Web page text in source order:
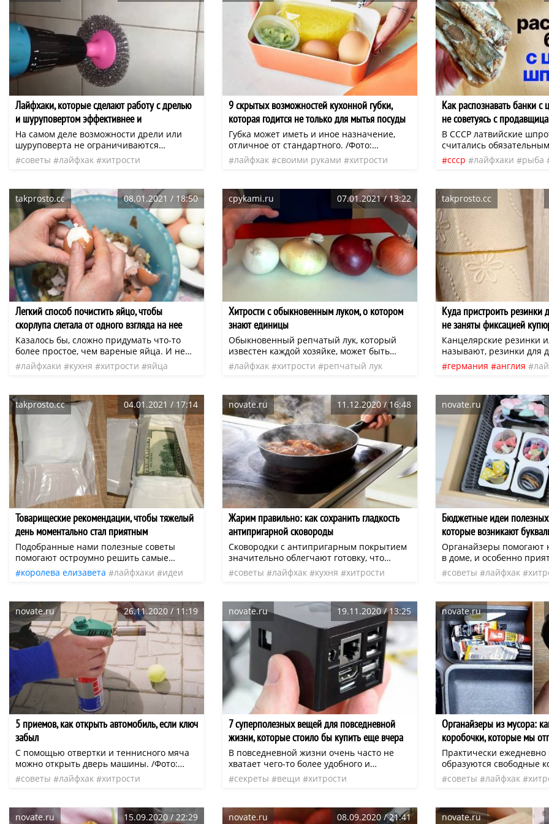
заправской швеей, то
от бывалых мастериц
кстати. Вот лишь
которые стоит освоить
Лайфхаки, которые сделают работу с дрелью
и шуруповертом эффективнее и
разнообразнее
На самом деле возможности дрели или
шуруповерта не ограничиваются
простым просверливанием отверстий и
закручиванием саморезов. С их помощью
функций и задач, порой даже очень
оригинальных.
советы лайфхак
хитрости
9 скрытых возможностей кухонной губки,
которая годится не только для мытья посуды
Губка может иметь и иное назначение,
отличное от стандартного. /Фото:
cdn.apartmenttherapy.infoКухонная губка
может сыграть в повседневной жизни
лайфхак своими руками
хитрости
Как распознавать банки
не советуясь с
В СССР латвийские
считались
новогоднего застолья. В
делали из отборной
ссср лайфхаки рыба
takprosto.cc 08.01.2021 / 18:50
Легкий способ почистить яйцо, чтобы
скорлупа слетала от одного взгляда на нее
Казалось бы, сложно придумать что-то
более простое, чем вареные яйца. И не
зря миллионы людей по всему миру
начинают с них свой день. Но когда
и половина твоего завтрака вместе с ней
отправляется в мусор, становится не до
шуток. Наверное поэтому мы упорно
продолжаем искать способ, как сварить
яйца вкрутую, чтобы не отделять
скорлупки по отдельности.
лайфхаки кухня хитрости яйца
cpykami.ru 07.01.2021 / 13:22
Хитрости с обыкновенным луком, о котором
знают единицы
Обыкновенный репчатый лук, который
известен каждой хозяйке, может быть
применен не только в кулинарии, во
время приготовления супа или вторых
хозяйки! О некоторых хитростях с
репчатым луком, о которых знают лишь
единицы, вы узнаете из советов ниже.
лайфхак хитрости репчатый лук
takprosto.cc
Куда пристроить резинки
не заняты фиксацией
Канцелярские резинки
называют, резинки для
изобретены в 1844 году
изобретателем
только для скрепления
бумаг и прикрепления
бутылочкам с
германия англия
takprosto.cc 04.01.2021 / 17:14
Товарищеские рекомендации, чтобы тяжелый
день моментально стал приятным
Подобранные нами полезные советы
помогают остроумно решить самые
различные бытовые проблемы. Кто-то
скажет: «Просто лайфхаки». Нет, способ
драгоценное время, которого нам, к
сожалению, так не хватает.
королева елизавета лайфхаки
идеи
novate.ru 11.12.2020 / 16:48
Жарим правильно: как сохранить гладкость
антипригарной сковороды
Сковородки с антипригарным покрытием
значительно облегчают готовку, что
сделало их фаворитами на кухнях и шеф-
поваров, и домохозяек. К тому же приятно
усилий поджаренное яйцо или
аппетитная котлетка соскальзывают на
тарелку.
советы лайфхак кухня хитрости
novate.ru
Бюджетные идеи полезных
которые возникают
Органайзеры помогают
в доме, и особенно
получается сделать еще
Использовать для них
уже стали классикой
хранения.
советы лайфхак
novate.ru 26.11.2020 / 11:19
5 приемов, как открыть автомобиль, если ключ
забыл
С помощью отвертки и теннисного мяча
можно открыть дверь машины. /Фото:
youtube.comНеприятные неожиданности
случаются и с этим фактом не поспоришь.
советы лайфхак хитрости
novate.ru 19.11.2020 / 13:25
7 суперполезных вещей для повседневной
жизни, которые стоило бы купить еще вчера
В повседневной жизни очень часто не
хватает чего-то более удобного и
полезного. На самом деле существует
множество вещей, которые способны
которых мы даже не задумываемся.
секреты вещи
хитрости
novate.ru
Органайзеры из мусора:
коробочки, которые мы
Практически ежедневно
образуются свободные
упаковки и прочая не
Обычно все это
советы лайфхак
novate.ru 15.09.2020 / 22:29 novate.ru 08.09.2020 / 21:41 novate.ru